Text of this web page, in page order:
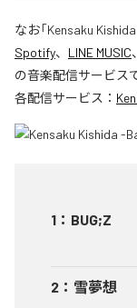
なお「Kensaku
Spotify、 LINE MUSIC、
の音楽配信サービス
各配信サービス：
1 ： BUG;Z
2 ： 雪夢想